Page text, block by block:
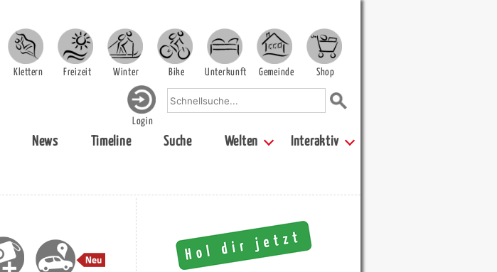
Klettern Freizeit Winter Bike Unterkunft Gemeinde Shop
Login
News Timeline Suche Welten Interaktiv